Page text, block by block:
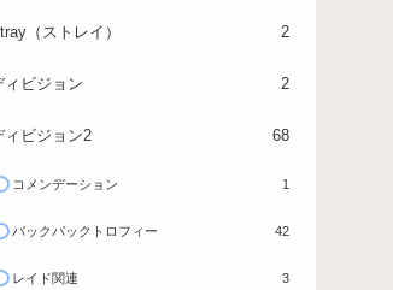
（ストレイ） 2
ィビジョン 2
ィビジョン2 68
コメンデーション 1
バックパックトロフィー 42
レイド関連 3